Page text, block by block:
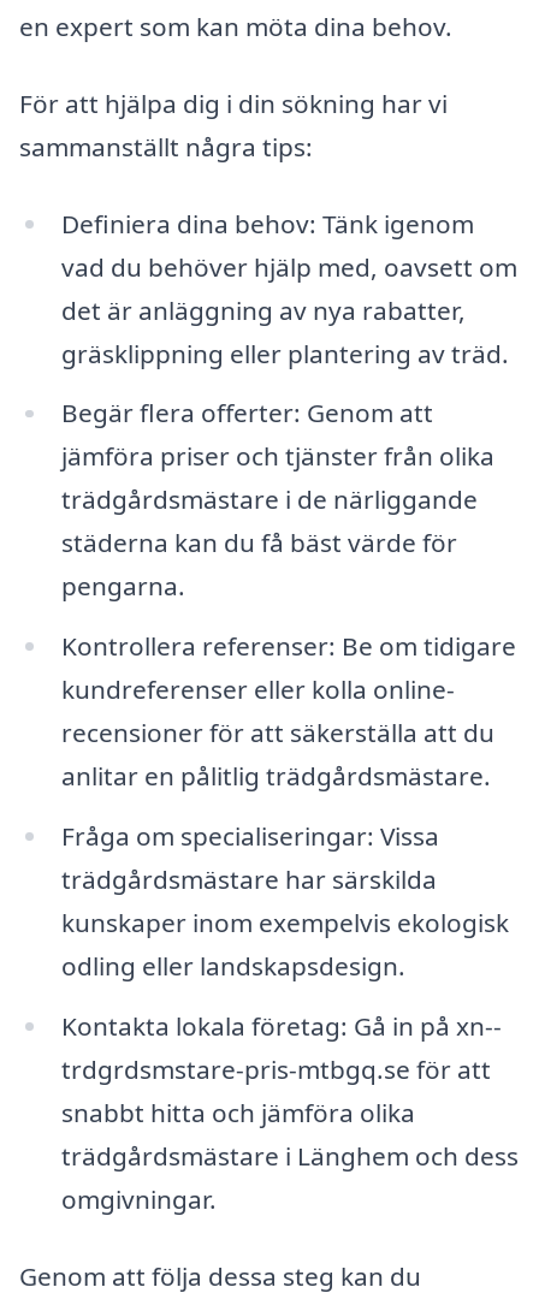
en expert som kan möta dina behov.
För att hjälpa dig i din sökning har vi
sammanställt några tips:
Definiera dina behov: Tänk igenom
vad du behöver hjälp med, oavsett om
det är anläggning av nya rabatter,
gräsklippning eller plantering av träd.
Begär flera offerter: Genom att
jämföra priser och tjänster från olika
trädgårdsmästare i de närliggande
städerna kan du få bäst värde för
pengarna.
Kontrollera referenser: Be om tidigare
kundreferenser eller kolla online-
recensioner för att säkerställa att du
anlitar en pålitlig trädgårdsmästare.
Fråga om specialiseringar: Vissa
trädgårdsmästare har särskilda
kunskaper inom exempelvis ekologisk
odling eller landskapsdesign.
Kontakta lokala företag: Gå in på xn--
trdgrdsmstare-pris-mtbgq.se för att
snabbt hitta och jämföra olika
trädgårdsmästare i Länghem och dess
omgivningar.
Genom att följa dessa steg kan du